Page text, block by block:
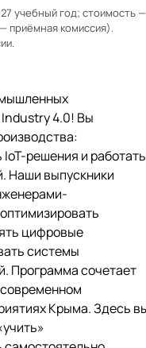
учебный год; стоимость —
приёмная комиссия).
.
4.0! Вы
решения и работать
Наши выпускники
цифровые
системы
Программа сочетает
Крыма. Здесь